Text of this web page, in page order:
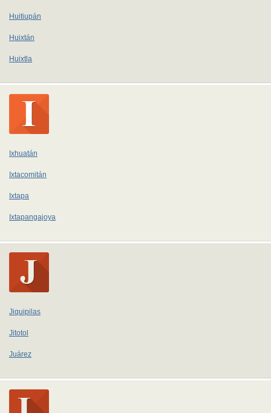
Huitiupán
Huixtán
Huixtla
Ixhuatán
Ixtacomitán
Ixtapa
Ixtapangajoya
Jiquipilas
Jitotol
Juárez